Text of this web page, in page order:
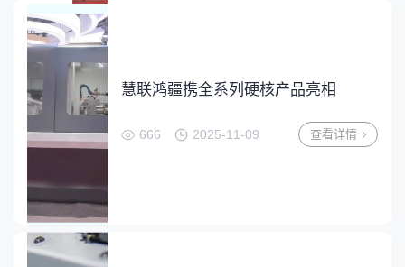
慧联鸿疆携全系列硬核产品亮相
666 2025-11-09 查看详情